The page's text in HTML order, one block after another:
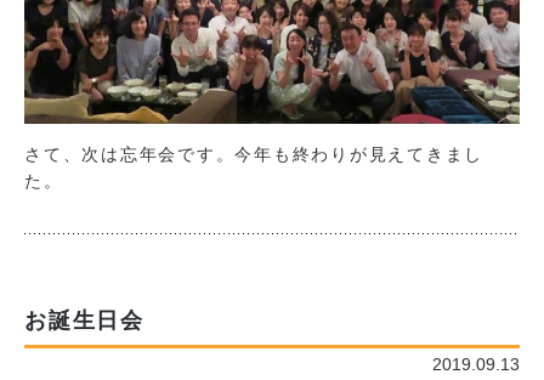
さて、次は忘年会です。今年も終わりが見えてきまし
た。
お誕生日会
2019.09.13